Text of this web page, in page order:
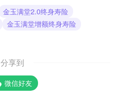
金玉满堂2.0终身寿险
金玉满堂增额终身寿险
分享到
微信好友